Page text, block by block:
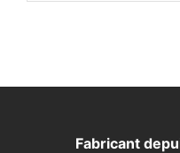
Fabricant